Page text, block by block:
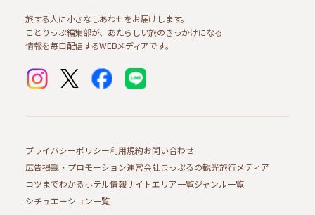
旅する人に小さなしあわせをお届けします。
ことりっぷ編集部が、あたらしい旅のきっかけになる
情報を毎日配信するWEBメディアです。
プライバシーポリシー利用規約お問い合わせ
広告掲載・プロモーション運営会社まっぷるの観光旅行メディア
コツまでわかるホテル情報サイトエリア一覧ジャンル一覧
シチュエーション一覧